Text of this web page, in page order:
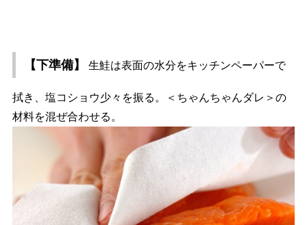
【下準備】 生鮭は表面の水分をキッチンペーパーで
拭き、塩コショウ少々を振る。＜ちゃんちゃんダレ＞の
材料を混ぜ合わせる。